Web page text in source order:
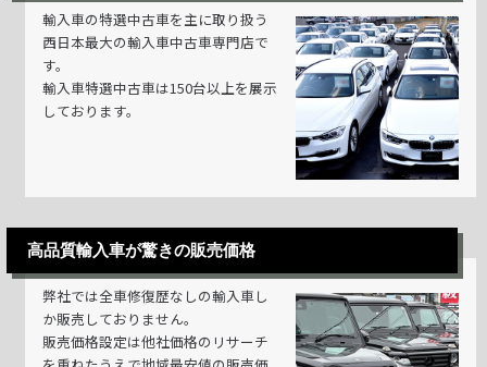
輸入車の特選中古車を主に取り扱う
西日本最大の輸入車中古車専門店で
す。
輸入車特選中古車は150台以上を展示
しております。
高品質輸入車が驚きの販売価格
弊社では全車修復歴なしの輸入車し
か販売しておりません。
販売価格設定は他社価格のリサーチ